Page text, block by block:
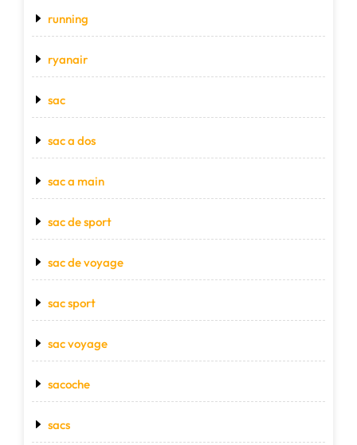
running
ryanair
sac
sac a dos
sac a main
sac de sport
sac de voyage
sac sport
sac voyage
sacoche
sacs